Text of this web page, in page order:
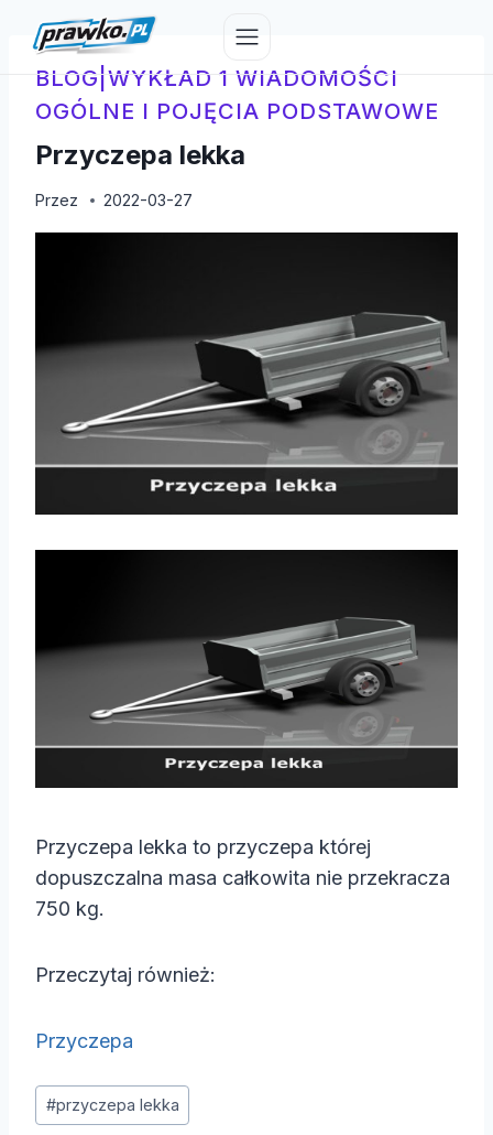
treściBLOG|WYKŁAD 1 WIADOMOŚCI
OGÓLNE I POJĘCIA PODSTAWOWE
Przyczepa lekka
Przez 2022-03-27
Przyczepa lekka to przyczepa której
dopuszczalna masa całkowita nie przekracza
750 kg.
Przeczytaj również:
Przyczepa
Tagi
wpisu:
#przyczepa lekka